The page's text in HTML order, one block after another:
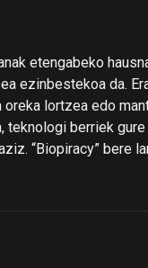
etengabeko
ezinbestekoa da.
lortzea edo
teknologi berriek
“Biopiracy” bere